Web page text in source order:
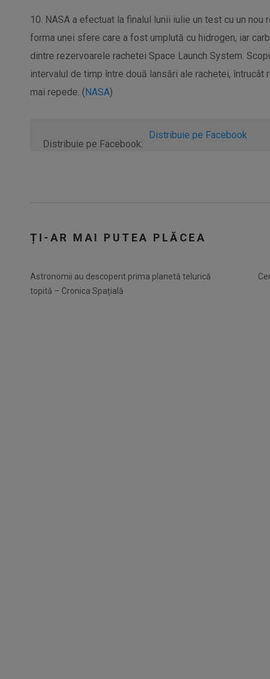
10. NASA a efectuat la finalul lunii iulie un test cu un
forma unei sfere care a fost umplută cu hidrogen, iar
dintre rezervoarele rachetei Space Launch System.
intervalul de timp între două lansări ale rachetei,
mai repede. (NASA)
Distribuie pe Facebook:
Distribuie pe Facebook
ȚI-AR MAI PUTEA PLĂCEA
Astronomii au descoperit prima planetă telurică
topită – Cronica Spațială